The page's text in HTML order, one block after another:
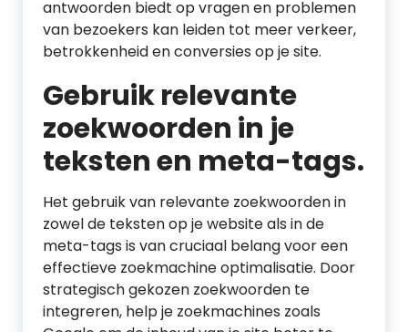
antwoorden biedt op vragen en problemen
van bezoekers kan leiden tot meer verkeer,
betrokkenheid en conversies op je site.
Gebruik relevante
zoekwoorden in je
teksten en meta-tags.
Het gebruik van relevante zoekwoorden in
zowel de teksten op je website als in de
meta-tags is van cruciaal belang voor een
effectieve zoekmachine optimalisatie. Door
strategisch gekozen zoekwoorden te
integreren, help je zoekmachines zoals